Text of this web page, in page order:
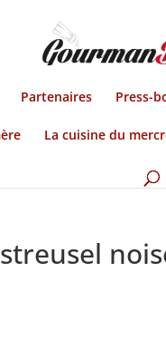
Partenaires Press-
La cuisine du